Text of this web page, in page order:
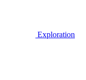
Exploration